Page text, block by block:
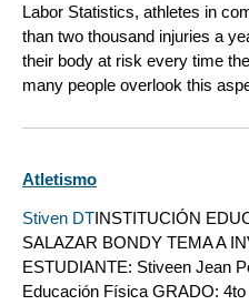
Labor Statistics, athletes in
than two thousand injuries a
their body at risk every time
many people overlook this
Atletismo
Stiven DTINSTITUCIÓN
SALAZAR BONDY TEMA A
ESTUDIANTE: Stiveen Jean
Educación Física GRADO: